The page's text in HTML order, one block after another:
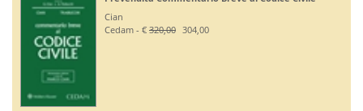
Cian
Cedam - € 320,00 304,00